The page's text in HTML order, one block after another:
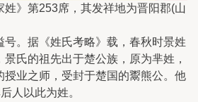
姓》第253席，其发祥地为晋阳郡(山
。据《姓氏考略》载，春秋时景姓
氏的祖先出于楚公族，原为芈姓，
授业之师，受封于楚国的鬻熊公。他
人以此为姓。